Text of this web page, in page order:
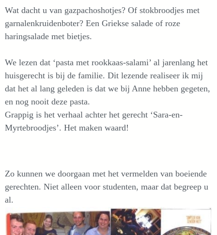
Wat dacht u van gazpachoshotjes? Of stokbroodjes met
garnalenkruidenboter? Een Griekse salade of roze
haringsalade met bietjes.
We lezen dat ‘pasta met rookkaas-salami’ al jarenlang het
huisgerecht is bij de familie. Dit lezende realiseer ik mij
dat het al lang geleden is dat we bij Anne hebben gegeten,
en nog nooit deze pasta.
Grappig is het verhaal achter het gerecht ‘Sara-en-
Myrtebroodjes’. Het maken waard!
Zo kunnen we doorgaan met het vermelden van boeiende
gerechten. Niet alleen voor studenten, maar dat begreep u
al.